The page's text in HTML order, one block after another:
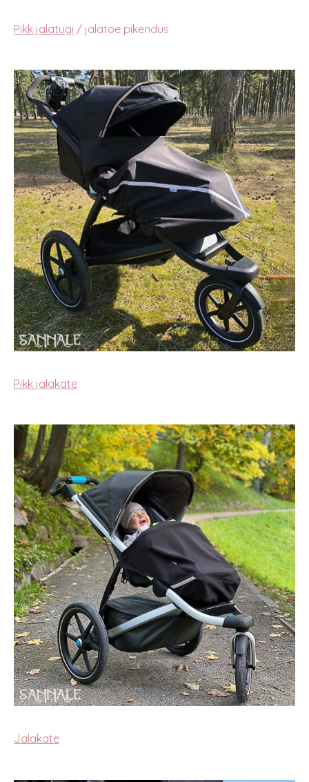
Pikk jalatugi / jalatoe pikendus
Pikk jalakate
Jalakate